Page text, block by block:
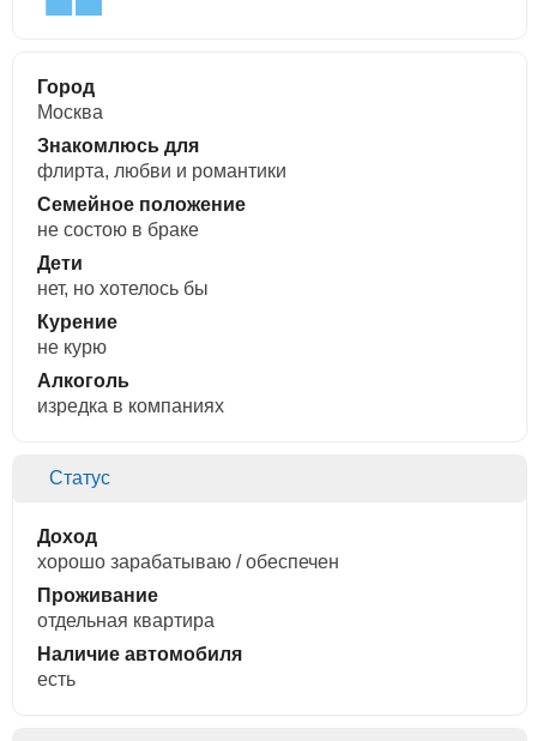
Город
Москва
Знакомлюсь для
флирта, любви и романтики
Семейное положение
не состою в браке
Дети
нет, но хотелось бы
Курение
не курю
Алкоголь
изредка в компаниях
Статус
Доход
хорошо зарабатываю / обеспечен
Проживание
отдельная квартира
Наличие автомобиля
есть